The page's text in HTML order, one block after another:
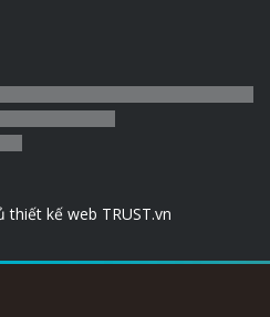
thiết kế web TRUST.vn